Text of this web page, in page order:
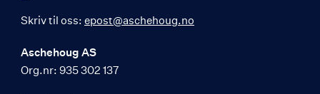
Skriv til oss: epost@aschehoug.no
Aschehoug AS
Org.nr: 935 302 137